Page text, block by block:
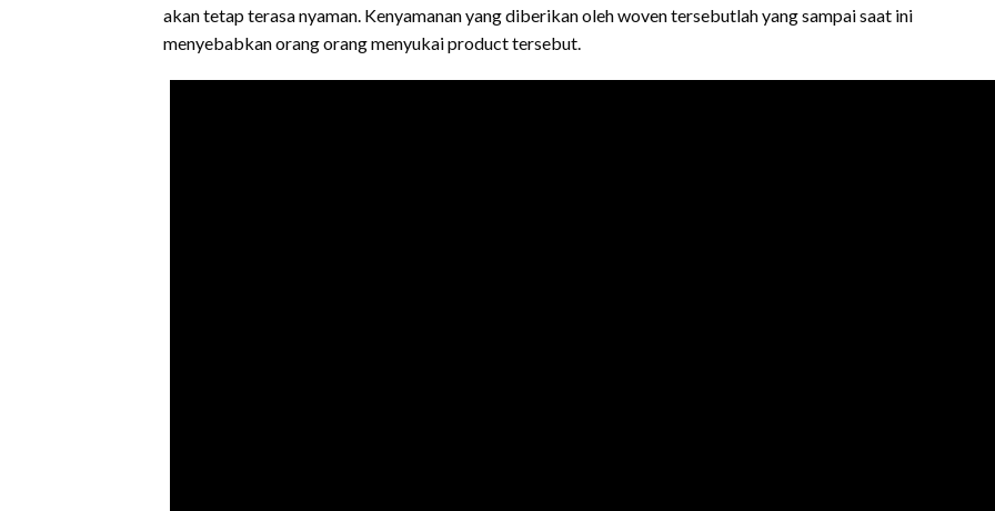
akan tetap terasa nyaman. Kenyamanan yang diberikan oleh woven tersebutlah yang sampai saat ini
menyebabkan orang orang menyukai product tersebut.